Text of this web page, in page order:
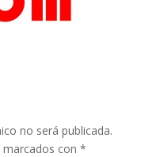
no será publicada.
con *